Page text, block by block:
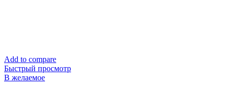
Add to compare
Быстрый просмотр
В желаемое